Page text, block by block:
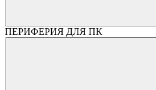
ПЕРИФЕРИЯ ДЛЯ ПК